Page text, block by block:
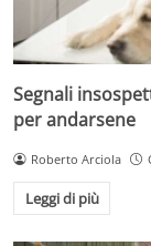
Segnali
per andarsene
Roberto Arciola
Leggi di più